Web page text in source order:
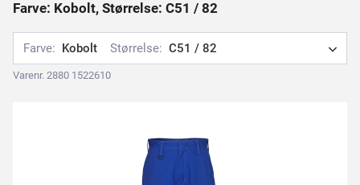
Farve: Kobolt, Størrelse: C51 / 82
Farve: Kobolt Størrelse: C51 / 82
Varenr. 2880 1522610